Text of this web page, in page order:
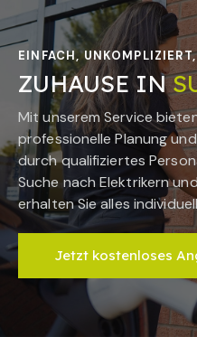
EINFACH,
ZUHAUSE IN
Mit unserem Service
professionelle Planung
durch qualifiziertes
Suche nach Elektrikern
erhalten Sie alles
Jetzt kostenloses